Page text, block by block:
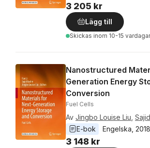
3 205 kr
Lägg till
Skickas inom 10-15 vardagar
Nanostructured
Generation Energy
Conversion
Fuel Cells
Av Jingbo Louise Liu
E-bok
Engelska 2018
3 148 kr